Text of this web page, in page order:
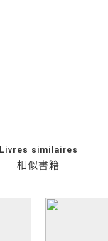
相似書籍
Livres similaires